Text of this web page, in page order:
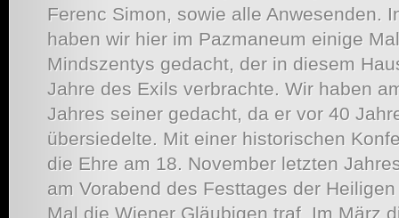
Ferenc Simon, sowie alle Anwesenden.
haben wir hier im Pazmaneum einige
Mindszentys gedacht, der in diesem
Jahre des Exils verbrachte. Wir haben
Jahres seiner gedacht, da er vor 40
übersiedelte. Mit einer historischen
die Ehre am 18. November letzten
am Vorabend des Festtages der
Mal die Wiener Gläubigen traf. Im März